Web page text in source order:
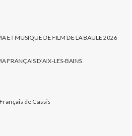
ET MUSIQUE DE FILM DE LA BAULE 2026
FRANÇAIS D'AIX-LES-BAINS
de Cassis